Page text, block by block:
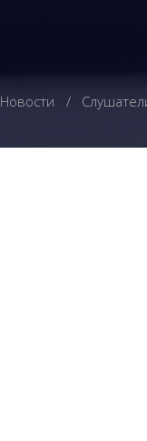
Новости